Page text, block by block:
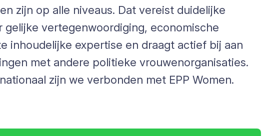
zijn op alle niveaus. Dat vereist duidelijke
vertegenwoordiging, economische
inhoudelijke expertise en draagt actief bij aan
met andere politieke vrouwenorganisaties.
zijn we verbonden met EPP Women.